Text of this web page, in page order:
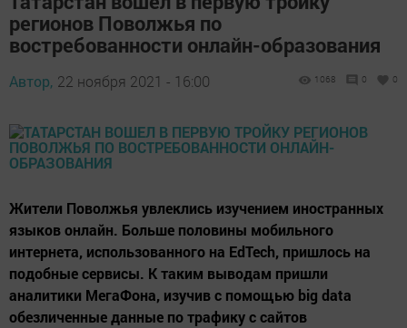
регионов Поволжья по
востребованности онлайн-образования
Автор, 22 ноября 2021 - 16:00 1068 0 0
Жители Поволжья увлеклись изучением иностранных
языков онлайн. Больше половины мобильного
интернета, использованного на EdTech, пришлось на
подобные сервисы. К таким выводам пришли
аналитики МегаФона, изучив с помощью big data
обезличенные данные по трафику с сайтов